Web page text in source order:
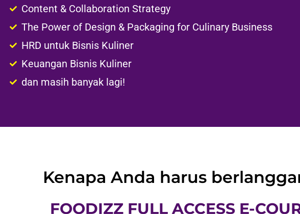
Harga akan segera naik menjadi 2.200.000 per tahun
Jadi ini kesempatan besar untuk mendapatkan harga special hanya
Berlaku hanya untuk Anda yang mendapatkan penawaran ini
Jika pesaing Anda berlangganan maka ilmu dan kemampuan
untuk bisa menjadi pesaing yang potensial
SAYA HARUS DAFTAR